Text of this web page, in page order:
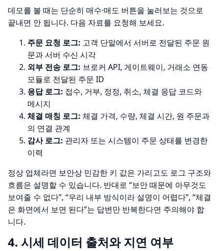
데모를 볼 때는 단순히 매수·매도 버튼을 눌러보는 것으로
끝내면 안 됩니다. 다음 자료를 요청해 보세요.
주문 요청 로그: 고객 단말에서 서버로 전달된 주문 원
문과 서버 수신 시각
외부 전송 로그: 브로커 API, 게이트웨이, 거래소 연동
모듈로 전달된 주문 ID
응답 로그: 접수, 거부, 정정, 취소, 체결 응답 코드와
메시지
체결 매칭 로그: 체결 가격, 수량, 체결 시간, 원 주문과
의 연결 관계
감사 로그: 관리자 또는 시스템이 주문 상태를 변경한
이력
정상 업체라면 보안상 민감한 키 값은 가리고도 로그 구조와
흐름은 설명할 수 있습니다. 반대로 “보안 때문에 아무것도
보여줄 수 없다”, “우리 내부 방식이라 설명이 어렵다”, “체결
은 화면에서 보면 된다”는 답변만 반복한다면 주의해야 합
니다.
4. 시세 데이터 출처와 지연 여부